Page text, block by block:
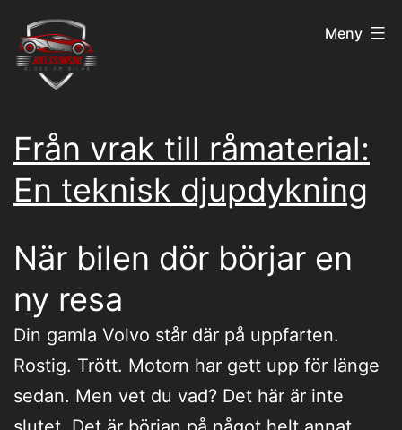
Hoppa
innehåll
Meny
Från vrak till råmaterial:
En teknisk djupdykning
När bilen dör börjar en
ny resa
Din gamla Volvo står där på uppfarten.
Rostig. Trött. Motorn har gett upp för länge
sedan. Men vet du vad? Det här är inte